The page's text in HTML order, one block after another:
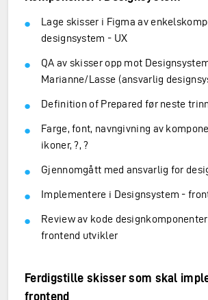
Lage skisser i Figma av
designsystem - UX
QA av skisser opp mot
Marianne/Lasse (ansvarlig
Definition of Prepared før neste
Farge, font, navngivning av
ikoner, ?, ?
Gjennomgått med ansvarlig for
Implementere i Designsystem -
Review av kode
frontend utvikler
Ferdigstille skisser som skal
frontend